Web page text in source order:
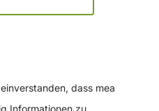
dass mea
Informationen zu